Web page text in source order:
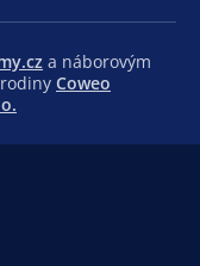
a náborovým
Coweo